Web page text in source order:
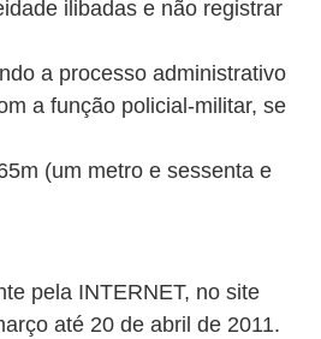
ilibadas e não registrar
a processo administrativo
a função policial-militar, se
(um metro e sessenta e
pela INTERNET, no site
até 20 de abril de 2011.